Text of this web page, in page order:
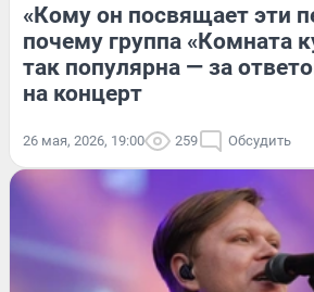
«Кому он посвящает эти
почему группа «Комната
так популярна — за
на концерт
26 мая, 2026, 19:00 259 Обсудить